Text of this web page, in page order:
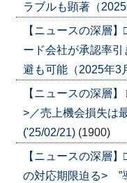
ラブルも顕著（
【ニュースの深
ード会社が承認率
避も可能（2025年3
【ニュースの深層
>／売上機会損失は
('25/02/21) (1900)
【ニュースの深層
の対応期限迫る> ”